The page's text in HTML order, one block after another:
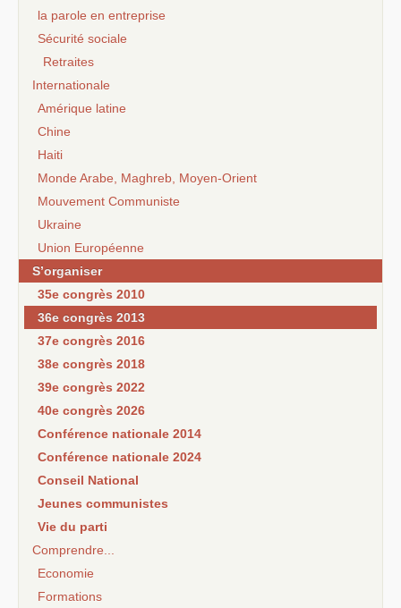
la parole en entreprise
Sécurité sociale
Retraites
Internationale
Amérique latine
Chine
Haiti
Monde Arabe, Maghreb, Moyen-Orient
Mouvement Communiste
Ukraine
Union Européenne
S’organiser
35e congrès 2010
36e congrès 2013
37e congrès 2016
38e congrès 2018
39e congrès 2022
40e congrès 2026
Conférence nationale 2014
Conférence nationale 2024
Conseil National
Jeunes communistes
Vie du parti
Comprendre...
Economie
Formations